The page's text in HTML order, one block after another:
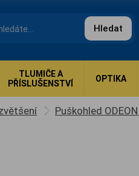
Hledat
TLUMIČE A
PŘÍSLUŠENSTVÍ
OPTIKA
Puškohled